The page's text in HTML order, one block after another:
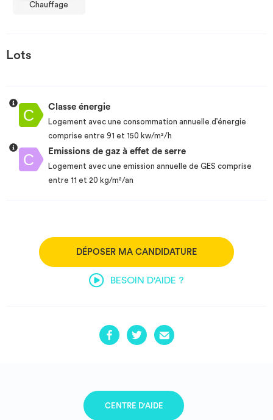
Chauffage
Lots
Classe énergie
Logement avec une consommation annuelle d’énergie
comprise entre 91 et 150 kw/m²/h
Emissions de gaz à effet de serre
Logement avec une emission annuelle de GES comprise
entre 11 et 20 kg/m²/an
DÉPOSER MA CANDIDATURE
BESOIN D'AIDE ?
CENTRE D'AIDE